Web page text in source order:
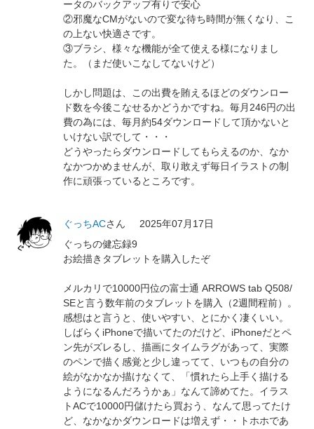
ータのバックアップ有りで安心
②邪魔なCMがないので変な待ち時間が無くなり、こ
の上ない快適さです。
③ブラシ、様々な機能が全て使える様になりまし
た。（まだ使いこなしてないけど）
しかし問題は、この出費を賄えるほどのダウンロー
ド数を今後こなせるかどうかですね。毎月246円の出
費の為には、毎月約54ダウンロードして頂かないと
いけない訳でして・・・
どうやったらダウンロードしてもらえるのか、なか
なかつかめませんが、取り敢えず毎日イラストの制
作に頑張っているところです。
ぐっちACさん
2025年07月17日
ぐっちの健忘録9
お絵描きタブレットを購入したぞ
メルカリで10000円位の富士通 ARROWS tab Q508/
SEと言う数年前のタブレットを購入（2週間程前）。
感想はと言うと、使いやすい、とにかく凄くいい。
しばらくiPhoneで描いてたのだけど、iPhoneだとペ
ン先がズレるし、描画にタイムラグがあって、実際
のペンで描く感覚と少し違ってて、いつもの自分の
絵がなかなか描けなくて、「慣れたら上手く描ける
ようになるんだろうかぁ」なんて諦めてた。イラス
トACで10000円儲けたら買おう、なんて思ってたけ
ど、なかなかダウンロードは増えず・・トホホであ